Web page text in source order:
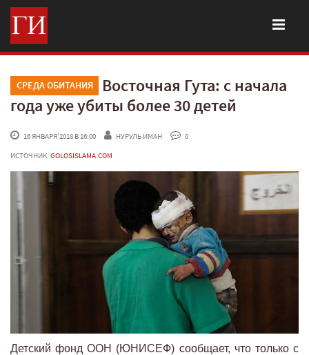
СРЕДА ОБИТАНИЯ
Восточная Гута: с начала
года уже убиты более 30 детей
16 ЯНВАРЯ'2018 В 16:00 НУРУЛЬ ИМАН
0
ИСТОЧНИК: GOLOSISLAMA.COM
Детский фонд ООН (ЮНИСЕФ) сообщает, что только с